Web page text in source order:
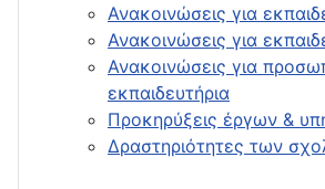
Ανακοινώσεις για
Ανακοινώσεις για
Ανακοινώσεις για
εκπαιδευτήρια
Προκηρύξεις έργων &
Δραστηριότητες των